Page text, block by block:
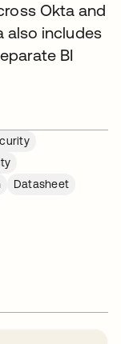
Okta and
also includes
BI
Datasheet